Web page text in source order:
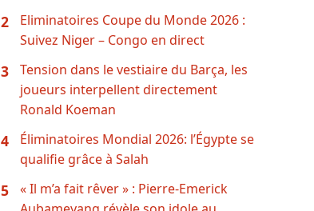
2
Eliminatoires Coupe du Monde 2026 :
Suivez Niger – Congo en direct
3
Tension dans le vestiaire du Barça, les
joueurs interpellent directement
Ronald Koeman
4
Éliminatoires Mondial 2026: l’Égypte se
qualifie grâce à Salah
5
« Il m’a fait rêver » : Pierre-Emerick